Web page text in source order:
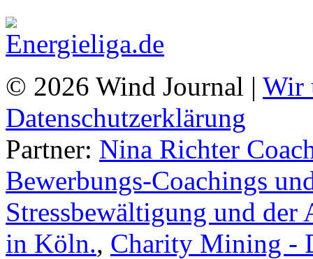
© 2026 Wind Journal | Wir
Datenschutzerklärung
Partner: Nina Richter
Bewerbungs-Coachings
Stressbewältigung und
in Köln., Charity Mining -